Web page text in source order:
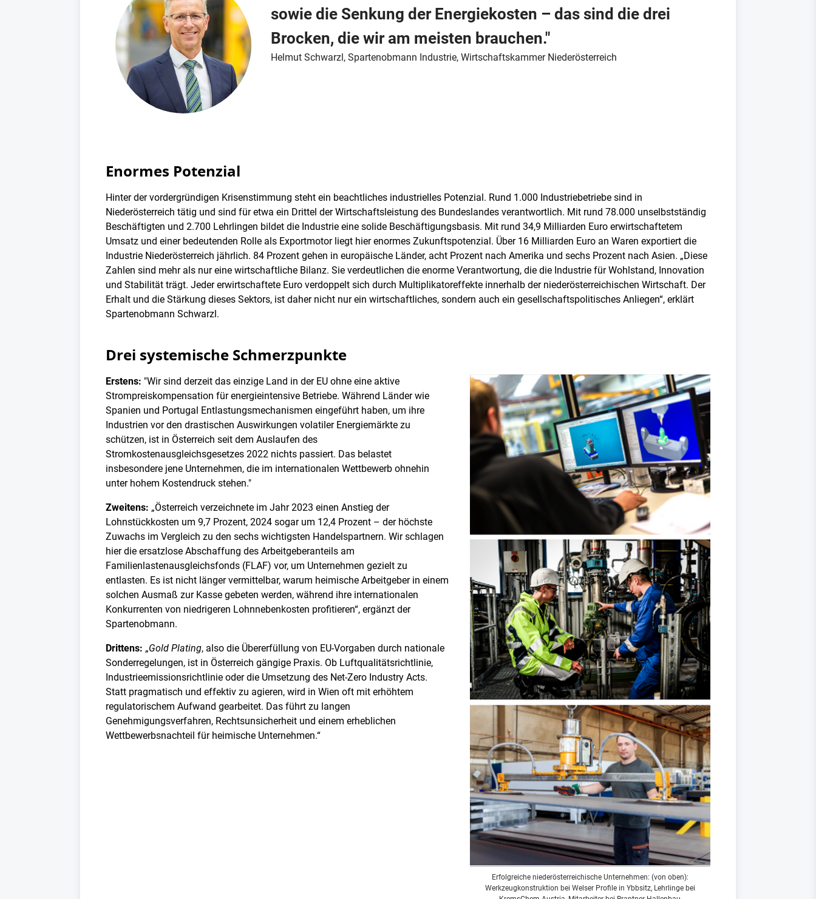
sowie die Senkung der Energiekosten – das sind die drei
Brocken, die wir am meisten brauchen."
Helmut Schwarzl, Spartenobmann Industrie, Wirtschaftskammer Niederösterreich
Enormes Potenzial
Hinter der vordergründigen Krisenstimmung steht ein beachtliches industrielles Potenzial. Rund 1.000 Industriebetriebe sind in
Niederösterreich tätig und sind für etwa ein Drittel der Wirtschaftsleistung des Bundeslandes verantwortlich. Mit rund 78.000 unselbstständig
Beschäftigten und 2.700 Lehrlingen bildet die Industrie eine solide Beschäftigungsbasis. Mit rund 34,9 Milliarden Euro erwirtschaftetem
Umsatz und einer bedeutenden Rolle als Exportmotor liegt hier enormes Zukunftspotenzial. Über 16 Milliarden Euro an Waren exportiert die
Industrie Niederösterreich jährlich. 84 Prozent gehen in europäische Länder, acht Prozent nach Amerika und sechs Prozent nach Asien. „Diese
Zahlen sind mehr als nur eine wirtschaftliche Bilanz. Sie verdeutlichen die enorme Verantwortung, die die Industrie für Wohlstand, Innovation
und Stabilität trägt. Jeder erwirtschaftete Euro verdoppelt sich durch Multiplikatoreffekte innerhalb der niederösterreichischen Wirtschaft. Der
Erhalt und die Stärkung dieses Sektors, ist daher nicht nur ein wirtschaftliches, sondern auch ein gesellschaftspolitisches Anliegen“, erklärt
Spartenobmann Schwarzl.
Drei systemische Schmerzpunkte
Erstens: "Wir sind derzeit das einzige Land in der EU ohne eine aktive
Strompreiskompensation für energieintensive Betriebe. Während Länder wie
Spanien und Portugal Entlastungsmechanismen eingeführt haben, um ihre
Industrien vor den drastischen Auswirkungen volatiler Energiemärkte zu
schützen, ist in Österreich seit dem Auslaufen des
Stromkostenausgleichsgesetzes 2022 nichts passiert. Das belastet
insbesondere jene Unternehmen, die im internationalen Wettbewerb ohnehin
unter hohem Kostendruck stehen."
Zweitens: „Österreich verzeichnete im Jahr 2023 einen Anstieg der
Lohnstückkosten um 9,7 Prozent, 2024 sogar um 12,4 Prozent – der höchste
Zuwachs im Vergleich zu den sechs wichtigsten Handelspartnern. Wir schlagen
hier die ersatzlose Abschaffung des Arbeitgeberanteils am
Familienlastenausgleichsfonds (FLAF) vor, um Unternehmen gezielt zu
entlasten. Es ist nicht länger vermittelbar, warum heimische Arbeitgeber in einem
solchen Ausmaß zur Kasse gebeten werden, während ihre internationalen
Konkurrenten von niedrigeren Lohnnebenkosten profitieren“, ergänzt der
Spartenobmann.
Drittens: „Gold Plating, also die Übererfüllung von EU-Vorgaben durch nationale
Sonderregelungen, ist in Österreich gängige Praxis. Ob Luftqualitätsrichtlinie,
Industrieemissionsrichtlinie oder die Umsetzung des Net-Zero Industry Acts.
Statt pragmatisch und effektiv zu agieren, wird in Wien oft mit erhöhtem
regulatorischem Aufwand gearbeitet. Das führt zu langen
Genehmigungsverfahren, Rechtsunsicherheit und einem erheblichen
Wettbewerbsnachteil für heimische Unternehmen.“
Erfolgreiche niederösterreichische Unternehmen: (von oben):
Werkzeugkonstruktion bei Welser Profile in Ybbsitz, Lehrlinge bei